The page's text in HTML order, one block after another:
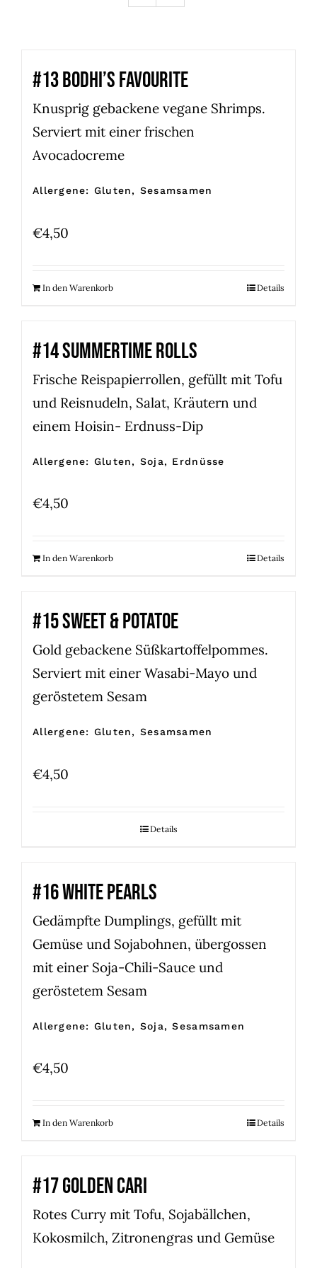
#13 BODHI’S FAVOURITE
Knusprig gebackene vegane Shrimps.
Serviert mit einer frischen
Avocadocreme
Allergene: Gluten, Sesamsamen
€4,50
In den Warenkorb Details
#14 SUMMERTIME ROLLS
Frische Reispapierrollen, gefüllt mit Tofu
und Reisnudeln, Salat, Kräutern und
einem Hoisin- Erdnuss-Dip
Allergene: Gluten, Soja, Erdnüsse
€4,50
In den Warenkorb Details
#15 SWEET & POTATOE
Gold gebackene Süßkartoffelpommes.
Serviert mit einer Wasabi-Mayo und
geröstetem Sesam
Allergene: Gluten, Sesamsamen
€4,50
Details
#16 WHITE PEARLS
Gedämpfte Dumplings, gefüllt mit
Gemüse und Sojabohnen, übergossen
mit einer Soja-Chili-Sauce und
geröstetem Sesam
Allergene: Gluten, Soja, Sesamsamen
€4,50
In den Warenkorb Details
#17 GOLDEN CARI
Rotes Curry mit Tofu, Sojabällchen,
Kokosmilch, Zitronengras und Gemüse